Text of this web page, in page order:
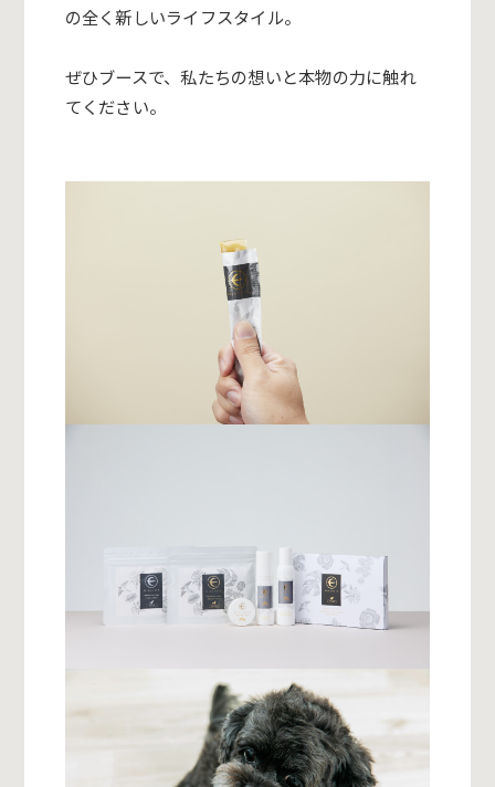
の全く新しいライフスタイル。
ぜひブースで、私たちの想いと本物の力に触れ
てください。